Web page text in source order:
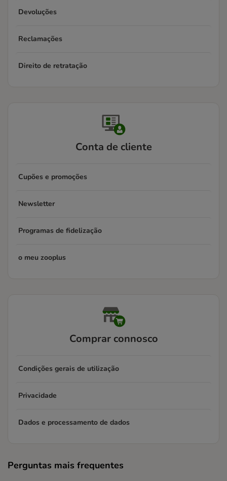
Devoluções
Reclamações
Direito de retratação
Conta de cliente
Cupões e promoções
Newsletter
Programas de fidelização
o meu zooplus
Comprar connosco
Condições gerais de utilização
Privacidade
Dados e processamento de dados
Perguntas mais frequentes